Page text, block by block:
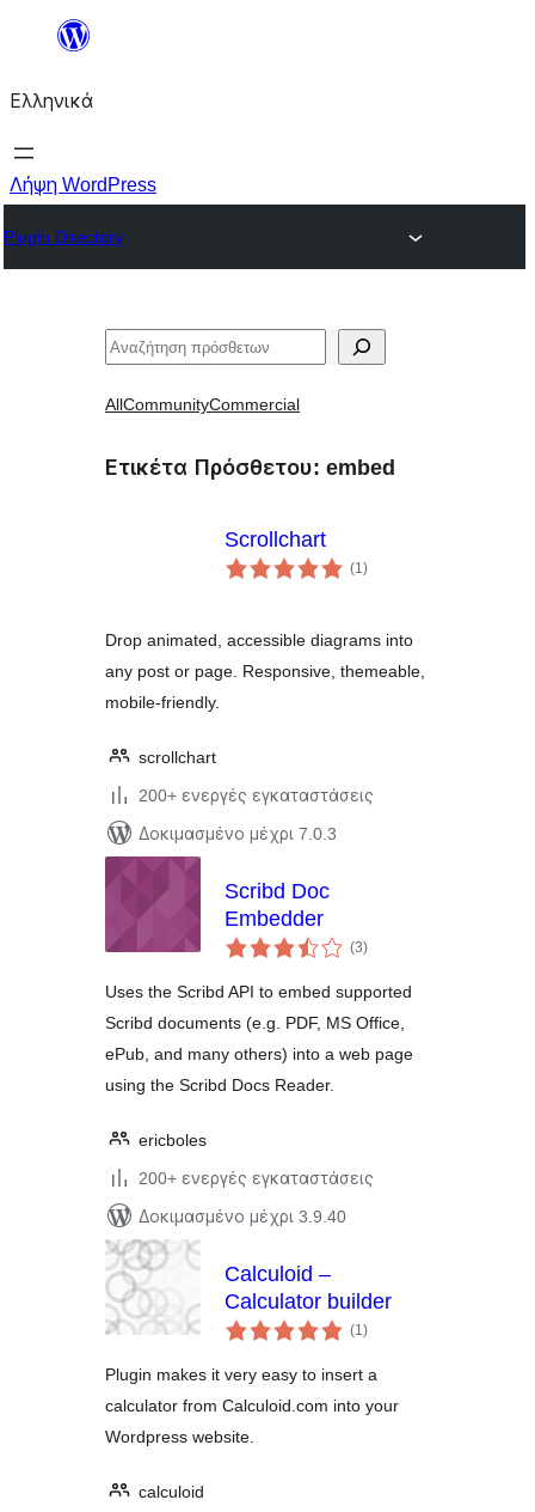
Μετάβαση
περιεχόμενο
Ελληνικά
Λήψη WordPress
Plugin Directory
Αναζήτηση
AllCommunityCommercial
Ετικέτα Πρόσθετου: embed
Scrollchart
(1αξιολογήσεις
σύνολο
)
Drop animated, accessible diagrams into
any post or page. Responsive, themeable,
mobile-friendly.
scrollchart
200+ ενεργές εγκαταστάσεις
Δοκιμασμένο μέχρι 7.0.3
Scribd Doc
Embedder
(3αξιολογήσεις
σύνολο
)
Uses the Scribd API to embed supported
Scribd documents (e.g. PDF, MS Office,
ePub, and many others) into a web page
using the Scribd Docs Reader.
ericboles
200+ ενεργές εγκαταστάσεις
Δοκιμασμένο μέχρι 3.9.40
Calculoid –
Calculator builder
(1αξιολογήσεις
σύνολο
)
Plugin makes it very easy to insert a
calculator from Calculoid.com into your
Wordpress website.
calculoid